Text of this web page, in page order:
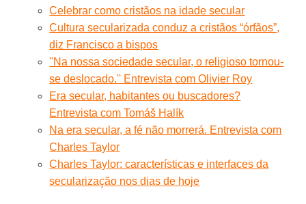
Celebrar como cristãos na idade secular
Cultura secularizada conduz a cristãos “órfãos”,
diz Francisco a bispos
''Na nossa sociedade secular, o religioso tornou-
se deslocado.'' Entrevista com Olivier Roy
Era secular, habitantes ou buscadores?
Entrevista com Tomáš Halík
Na era secular, a fé não morrerá. Entrevista com
Charles Taylor
Charles Taylor: características e interfaces da
secularização nos dias de hoje